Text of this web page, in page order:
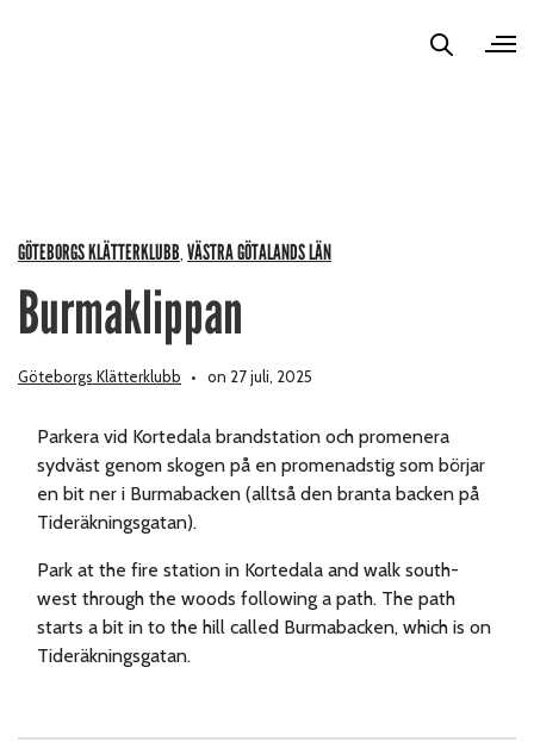
GÖTEBORGS KLÄTTERKLUBB VÄSTRA GÖTALANDS LÄN
Burmaklippan
Göteborgs Klätterklubb on 27 juli, 2025
Parkera vid Kortedala brandstation och promenera
sydväst genom skogen på en promenadstig som börjar
en bit ner i Burmabacken (alltså den branta backen på
Tideräkningsgatan).
Park at the fire station in Kortedala and walk south-
west through the woods following a path. The path
starts a bit in to the hill called Burmabacken, which is on
Tideräkningsgatan.